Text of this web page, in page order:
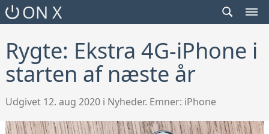
ON X
TOGGLE
Rygte: Ekstra 4G-iPhone i
starten af næste år
Udgivet 12. aug 2020 i Nyheder. Emner: iPhone